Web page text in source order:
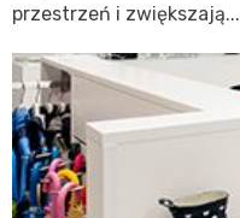
przestrzeń i zwiększają...